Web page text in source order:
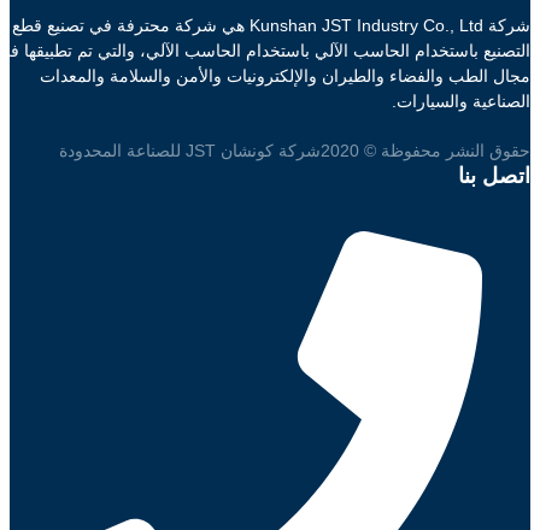
شركة Kunshan JST Industry Co., Ltd هي شركة محترفة في تصنيع قطع
التصنيع باستخدام الحاسب الآلي باستخدام الحاسب الآلي، والتي تم تطبيقها
مجال الطب والفضاء والطيران والإلكترونيات والأمن والسلامة والمعدات
الصناعية والسيارات.
حقوق النشر محفوظة © 2020شركة كونشان JST للصناعة المحدودة
اتصل بنا